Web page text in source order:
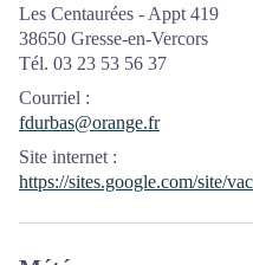
Les Centaurées - Appt 419
38650 Gresse-en-Vercors
Tél. 03 23 53 56 37
Courriel :
fdurbas@orange.fr
Site internet :
https://sites.google.com/site/